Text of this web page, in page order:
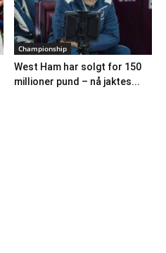
Championship
West Ham har solgt for 150
millioner pund – nå jaktes...